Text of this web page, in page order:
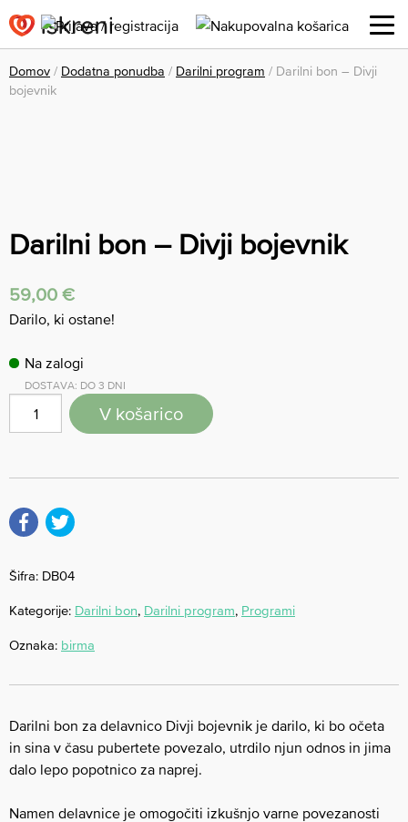
Domov / Dodatna ponudba / Darilni program / Darilni bon – Divji
bojevnik
Darilni bon – Divji bojevnik
59,00 €
Darilo, ki ostane!
Na zalogi
DOSTAVA: DO 3 DNI
V košarico
Šifra: DB04
Kategorije: Darilni bon, Darilni program, Programi
Oznaka: birma
Darilni bon za delavnico Divji bojevnik je darilo, ki bo očeta
in sina v času pubertete povezalo, utrdilo njun odnos in jima
dalo lepo popotnico za naprej.
Namen delavnice je omogočiti izkušnjo varne povezanosti